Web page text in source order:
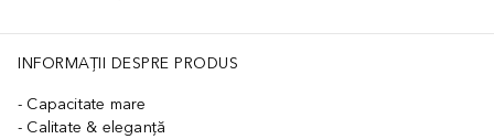
INFORMAȚII DESPRE PRODUS
Capacitate mare
Calitate & eleganță